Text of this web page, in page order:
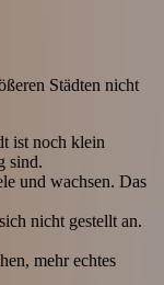
Städten nicht
ist noch klein
sind.
und wachsen. Das
nicht gestellt an.
mehr echtes